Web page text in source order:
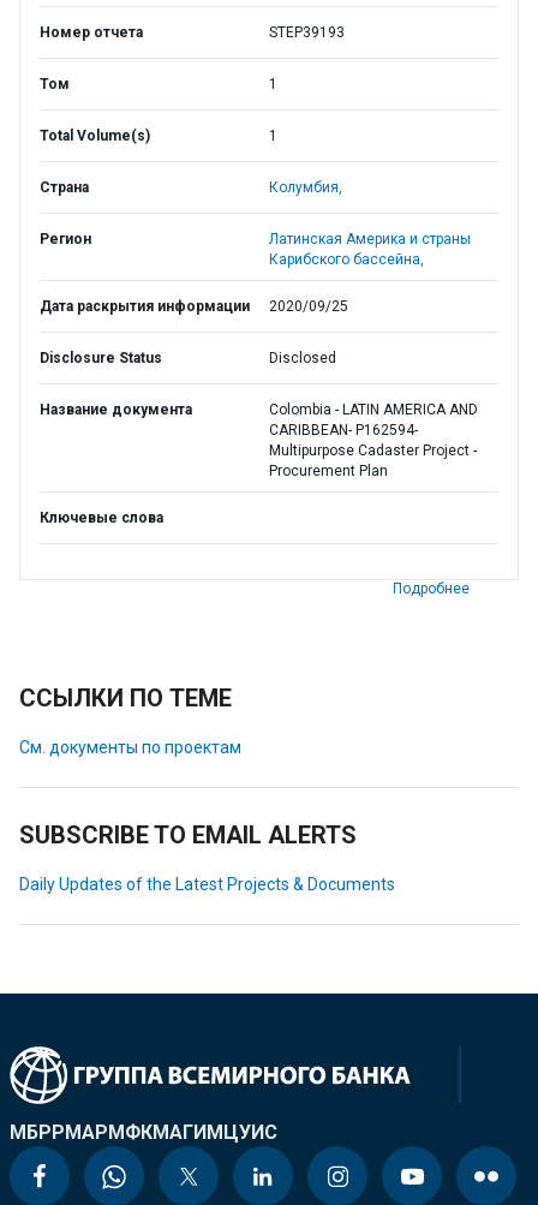
Номер отчета STEP39193
Том 1
Total Volume(s) 1
Страна Колумбия,
Регион
Латинская Америка и страны
Карибского бассейна,
Дата раскрытия информации 2020/09/25
Disclosure Status Disclosed
Название документа
Colombia - LATIN AMERICA AND
CARIBBEAN- P162594-
Multipurpose Cadaster Project -
Procurement Plan
Ключевые слова
Подробнее
ССЫЛКИ ПО ТЕМЕ
См. документы по проектам
SUBSCRIBE TO EMAIL ALERTS
Daily Updates of the Latest Projects & Documents
МБРРМАРМФКМАГИМЦУИС